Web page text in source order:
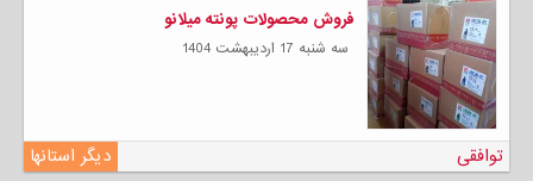
فروش محصولات پونته میلانو
سه شنبه 17 ارديبهشت 1404
دیگر استانها توافقی